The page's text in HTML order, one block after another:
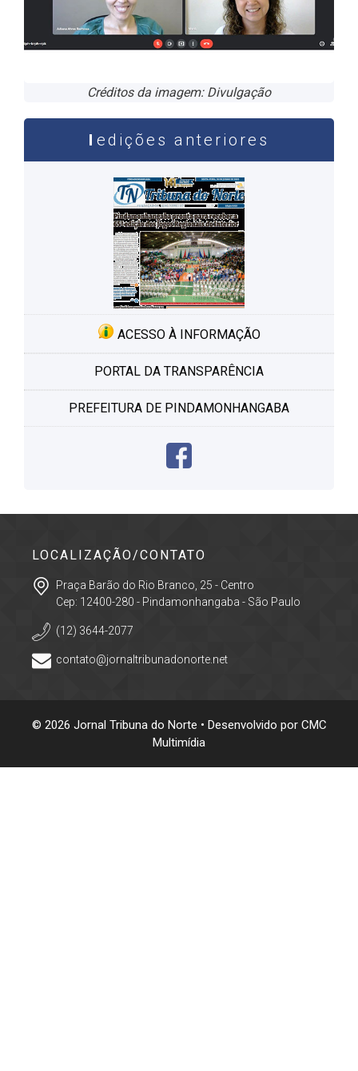
Créditos da imagem: Divulgação
edições anteriores
ACESSO À INFORMAÇÃO
PORTAL DA TRANSPARÊNCIA
PREFEITURA DE PINDAMONHANGABA
LOCALIZAÇÃO/CONTATO
Praça Barão do Rio Branco, 25 - Centro
Cep: 12400-280 - Pindamonhangaba - São Paulo
(12) 3644-2077
contato@jornaltribunadonorte.net
© 2026 Jornal Tribuna do Norte • Desenvolvido por CMC
Multimídia